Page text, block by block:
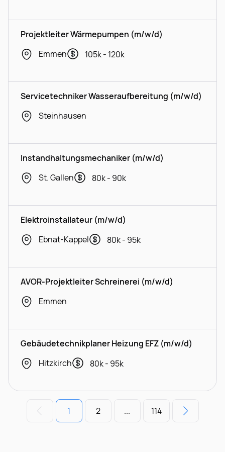
Projektleiter Wärmepumpen (m/w/d)
Emmen
105k - 120k
Servicetechniker Wasseraufbereitung (m/w/d)
Steinhausen
Instandhaltungsmechaniker (m/w/d)
St. Gallen
80k - 90k
Elektroinstallateur (m/w/d)
Ebnat-Kappel
80k - 95k
AVOR-Projektleiter Schreinerei (m/w/d)
Emmen
Gebäudetechnikplaner Heizung EFZ (m/w/d)
Hitzkirch
80k - 95k
1 2 ... 114